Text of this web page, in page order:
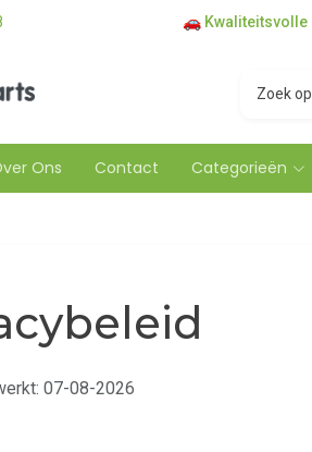
🔧
Ons Contact Categorieën
07-08-2026